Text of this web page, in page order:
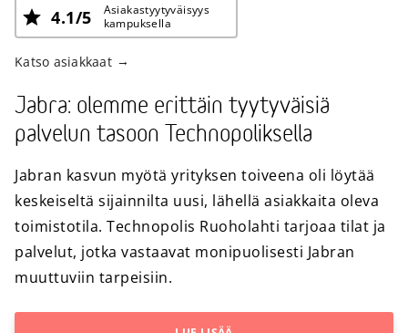
Asiakastyytyväisyys
kampuksella
4.1/5
Katso asiakkaat
Jabra: olemme erittäin tyytyväisiä
palvelun tasoon Technopoliksella
Jabran kasvun myötä yrityksen toiveena oli löytää
keskeiseltä sijainnilta uusi, lähellä asiakkaita oleva
toimistotila. Technopolis Ruoholahti tarjoaa tilat ja
palvelut, jotka vastaavat monipuolisesti Jabran
muuttuviin tarpeisiin.